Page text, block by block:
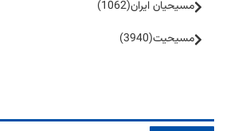
مسیحیان ایران(1062)
مسیحیت(3940)